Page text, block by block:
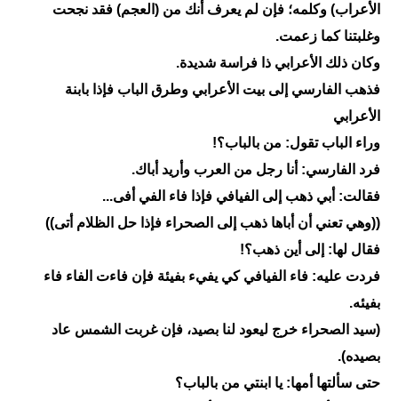
الأعراب) وكلمه؛ فإن لم يعرف أنك من (العجم) فقد نجحت
وغلبتنا كما زعمت.
وكان ذلك الأعرابي ذا فراسة شديدة.
فذهب الفارسي إلى بيت الأعرابي وطرق الباب فإذا بابنة
الأعرابي
‏وراء الباب تقول: من بالباب؟!
فرد الفارسي: أنا رجل من العرب وأريد أباك.
فقالت: أبي ذهب إلى الفيافي فإذا فاء الفي أفى...
((وهي تعني أن أباها ذهب إلى الصحراء فإذا حل الظلام أتى))
فقال لها: إلى أين ذهب؟!
فردت عليه: فاء الفيافي كي يفيء بفيئة فإن فاءت الفاء فاء
بفيئه.
‏(سيد الصحراء خرج ليعود لنا بصيد، فإن غربت الشمس عاد
بصيده).
حتى سألتها أمها: يا ابنتي من بالباب؟